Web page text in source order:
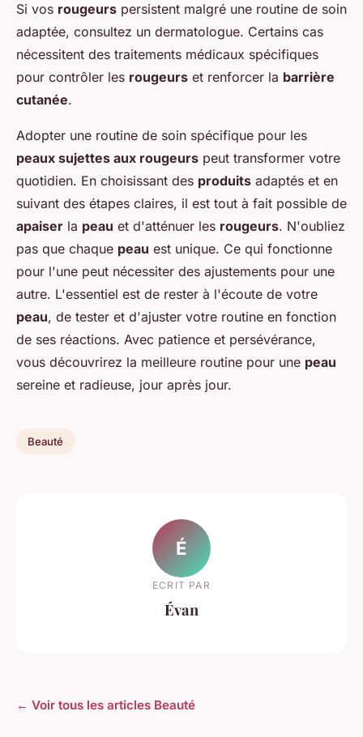
Si vos rougeurs persistent malgré une routine de soin
adaptée, consultez un dermatologue. Certains cas
nécessitent des traitements médicaux spécifiques
pour contrôler les rougeurs et renforcer la barrière
cutanée.
Adopter une routine de soin spécifique pour les
peaux sujettes aux rougeurs peut transformer votre
quotidien. En choisissant des produits adaptés et en
suivant des étapes claires, il est tout à fait possible de
apaiser la peau et d'atténuer les rougeurs. N'oubliez
pas que chaque peau est unique. Ce qui fonctionne
pour l'une peut nécessiter des ajustements pour une
autre. L'essentiel est de rester à l'écoute de votre
peau, de tester et d'ajuster votre routine en fonction
de ses réactions. Avec patience et persévérance,
vous découvrirez la meilleure routine pour une peau
sereine et radieuse, jour après jour.
Beauté
É
ECRIT PAR
Évan
← Voir tous les articles Beauté